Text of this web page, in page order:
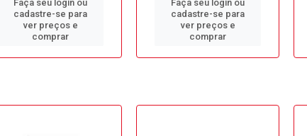
Faça seu login ou
cadastre-se para
ver preços e
comprar
Faça seu login ou
cadastre-se para
ver preços e
comprar